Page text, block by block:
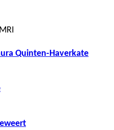
Quinten-Haverkate